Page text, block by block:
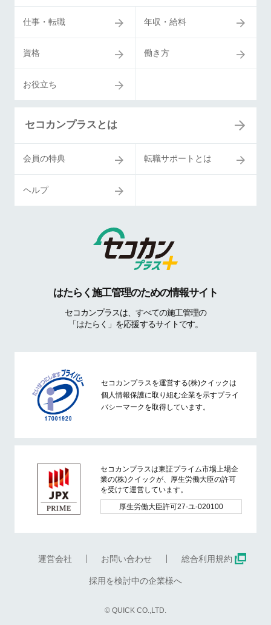
仕事・転職 年収・給料
資格 働き方
お役立ち
セコカンプラスとは
会員の特典 転職サポートとは
ヘルプ
はたらく施工管理のための情報サイト
セコカンプラスは、すべての施工管理の
「はたらく」を応援するサイトです。
セコカンプラスを運営する(株)クイックは
個人情報保護に取り組む企業を示すプライ
バシーマークを取得しています。
セコカンプラスは東証プライム市場上場企
業の(株)クイックが、厚生労働大臣の許可
を受けて運営しています。
厚生労働大臣許可27-ユ-020100
運営会社 お問い合わせ 総合利用規約
採用を検討中の企業様へ
© QUICK CO.,LTD.